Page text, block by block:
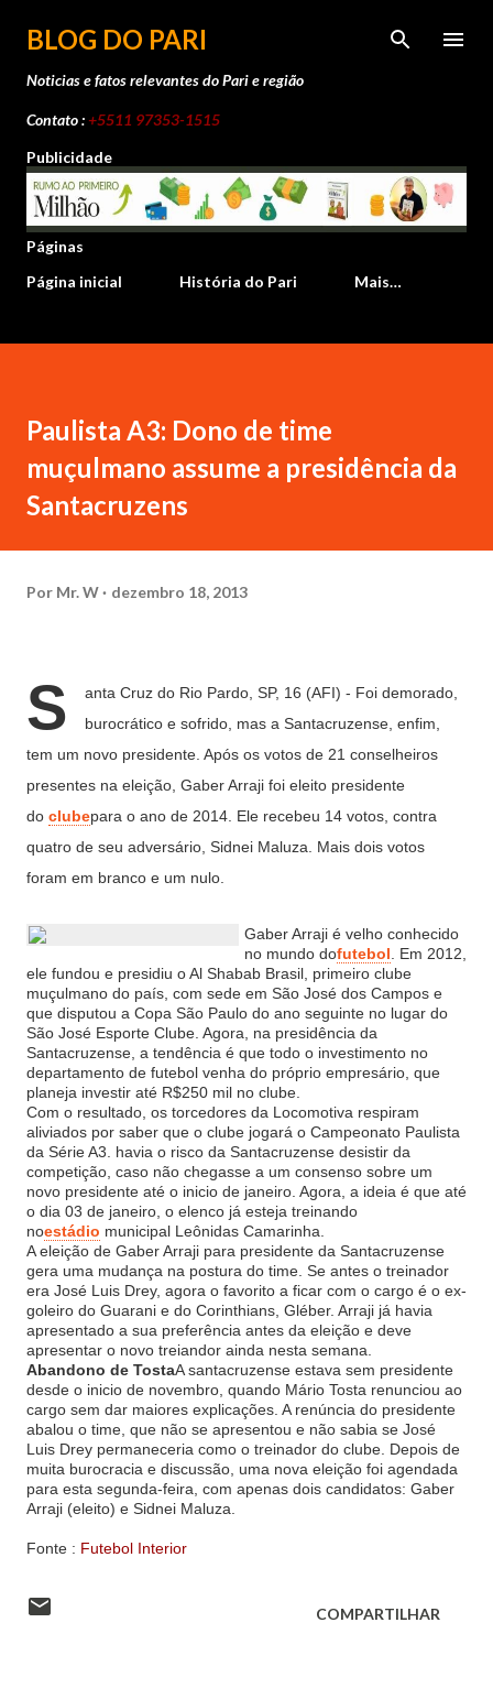
Pular para o conteúdo principal
BLOG DO PARI
Noticias e fatos relevantes do Pari e região
Contato :+5511 97353-1515
Publicidade
Páginas
Página inicial
História do Pari Mais…
Paulista A3: Dono de time
muçulmano assume a presidência da
Santacruzens
Por Mr. W dezembro 18, 2013
S
anta Cruz do Rio Pardo, SP, 16 (AFI) - Foi demorado,
burocrático e sofrido, mas a Santacruzense, enfim,
tem um novo presidente. Após os votos de 21 conselheiros
presentes na eleição, Gaber Arraji foi eleito presidente
do clubepara o ano de 2014. Ele recebeu 14 votos, contra
quatro de seu adversário, Sidnei Maluza. Mais dois votos
foram em branco e um nulo.
Gaber Arraji é velho conhecido
no mundo dofutebol . Em 2012,
ele fundou e presidiu o Al Shabab Brasil, primeiro clube
muçulmano do país, com sede em São José dos Campos e
que disputou a Copa São Paulo do ano seguinte no lugar do
São José Esporte Clube. Agora, na presidência da
Santacruzense, a tendência é que todo o investimento no
departamento de futebol venha do próprio empresário, que
planeja investir até R$250 mil no clube.
Com o resultado, os torcedores da Locomotiva respiram
aliviados por saber que o clube jogará o Campeonato Paulista
da Série A3. havia o risco da Santacruzense desistir da
competição, caso não chegasse a um consenso sobre um
novo presidente até o inicio de janeiro. Agora, a ideia é que até
o dia 03 de janeiro, o elenco já esteja treinando
noestádio municipal Leônidas Camarinha.
A eleição de Gaber Arraji para presidente da Santacruzense
gera uma mudança na postura do time. Se antes o treinador
era José Luis Drey, agora o favorito a ficar com o cargo é o ex-
goleiro do Guarani e do Corinthians, Gléber. Arraji já havia
apresentado a sua preferência antes da eleição e deve
apresentar o novo treiandor ainda nesta semana.
Abandono de TostaA santacruzense estava sem presidente
desde o inicio de novembro, quando Mário Tosta renunciou ao
cargo sem dar maiores explicações. A renúncia do presidente
abalou o time, que não se apresentou e não sabia se José
Luis Drey permaneceria como o treinador do clube. Depois de
muita burocracia e discussão, uma nova eleição foi agendada
para esta segunda-feira, com apenas dois candidatos: Gaber
Arraji (eleito) e Sidnei Maluza.
Fonte : Futebol Interior
COMPARTILHAR